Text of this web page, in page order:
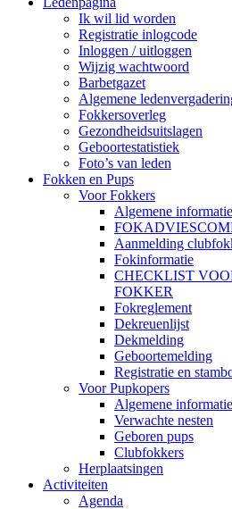
Ik wil lid worden
Registratie inlogcode
Inloggen / uitloggen
Wijzig wachtwoord
Barbetgazet
Algemene
Fokkersoverleg
Gezondheidsuitslagen
Geboortestatistiek
Foto’s van leden
Fokken en Pups
Voor Fokkers
Algemene informatie
Aanmelding
Fokinformatie
CHECKLIST
FOKKER
Fokreglement
Dekreuenlijst
Dekmelding
Geboortemelding
Registratie en
Voor Pupkopers
Algemene informatie
Verwachte nesten
Geboren pups
Clubfokkers
Herplaatsingen
Activiteiten
Agenda